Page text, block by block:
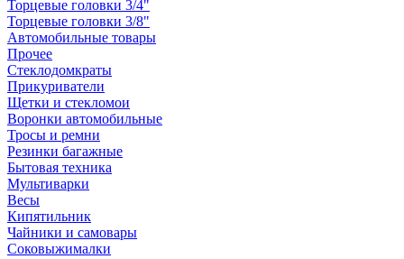
Торцевые головки 3/4"
Торцевые головки 3/8"
Автомобильные товары
Прочее
Стеклодомкраты
Прикуриватели
Щетки и стекломои
Воронки автомобильные
Тросы и ремни
Резинки багажные
Бытовая техника
Мультиварки
Весы
Кипятильник
Чайники и самовары
Соковыжималки